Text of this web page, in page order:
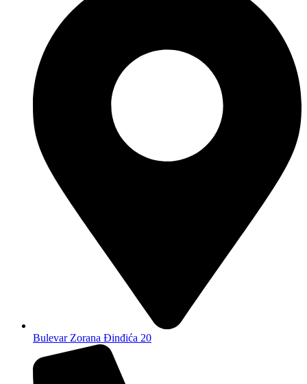
Bulevar Zorana Đinđića 20